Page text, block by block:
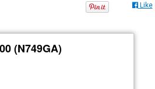
Like
(N749GA)